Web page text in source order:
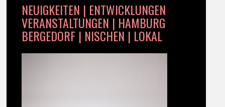
NEUIGKEITEN | ENTWICKLUNGEN
VERANSTALTUNGEN | HAMBURG
BERGEDORF | NISCHEN | LOKAL